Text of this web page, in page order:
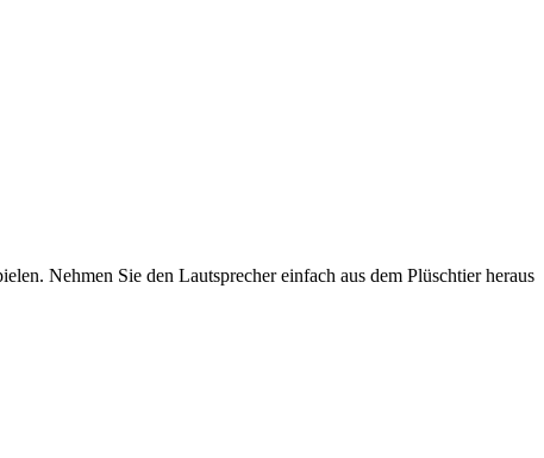
Nehmen Sie den Lautsprecher einfach aus dem Plüschtier heraus